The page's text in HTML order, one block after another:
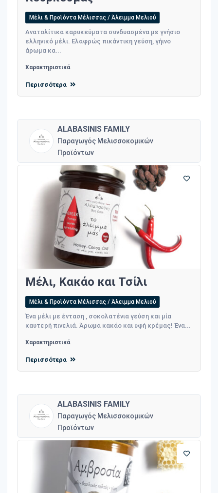
Μέλι & Προϊόντα Μέλισσας / Άλειμμα Μελιού
Ανατολίτικα καρυκεύματα συνδυασμένα με γνήσιο
ελληνικό μέλι. Ελαφρώς πικάντικη γεύση, γήινο
άρωμα κα...
Χαρακτηριστικά
Περισσότερα
ALABASINIS FAMILY
Παραγωγός Μελισσοκομικών
Προϊόντων
Μέλι, Κακάο και Τσίλι
Μέλι & Προϊόντα Μέλισσας / Άλειμμα Μελιού
Ένα μέλι με ένταση , σοκολατένια γεύση και μία
καυτερή πινελιά. Άρωμα κακάο και υφή κρέμας! Ένα...
Χαρακτηριστικά
Περισσότερα
ALABASINIS FAMILY
Παραγωγός Μελισσοκομικών
Προϊόντων